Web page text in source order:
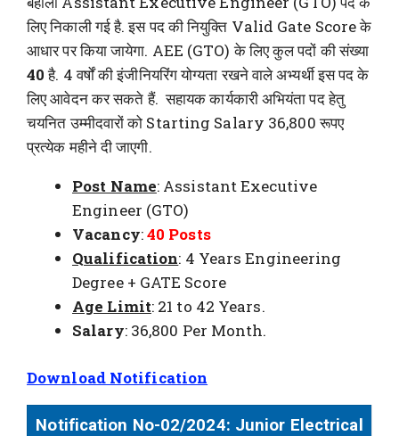
लिए निकाली गई है. इस पद की नियुक्ति Valid Gate Score के
आधार पर किया जायेगा. AEE (GTO) के लिए कुल पदों की संख्या
40है. 4 वर्षों की इंजीनियरिंग योग्यता रखने वाले अभ्यर्थी इस पद के
लिए आवेदन कर सकते हैं. सहायक कार्यकारी अभियंता पद हेतु
चयनित उम्मीदवारों को Starting Salary 36,800 रूपए
प्रत्येक महीने दी जाएगी.
Post Name: Assistant Executive
Engineer (GTO)
Vacancy:40 Posts
Qualification: 4 Years Engineering
Degree + GATE Score
Age Limit: 21 to 42 Years.
Salary: 36,800 Per Month.
Download Notification
Notification No-02/2024: Junior Electrical